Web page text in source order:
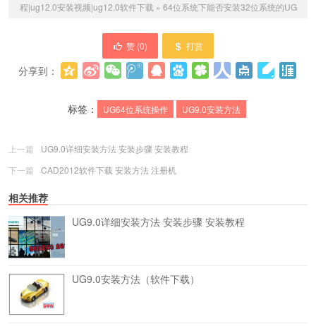
程|ug12.0安装视频|ug12.0软件下载 » 64位系统下能否安装32位系统的UG
赞 (0) 打赏
分享到：
标签：
UG64位系统操作 UG9.0安装方法
上一篇
UG9.0详细安装方法 安装步骤 安装教程
下一篇
CAD2012软件下载 安装方法 注册机
相关推荐
UG9.0详细安装方法 安装步骤 安装教程
UG9.0安装方法（软件下载）